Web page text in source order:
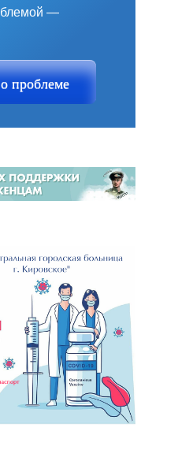
—
проблеме